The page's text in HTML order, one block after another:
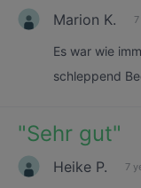
Marion K.
Es war wie
schleppend
"Sehr gut"
Heike P. 7